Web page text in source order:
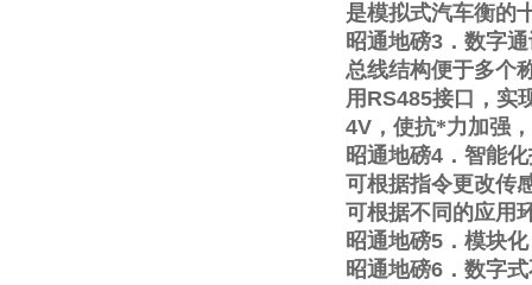
是模拟式汽车衡的
昭通地磅3 ．数字
总线结构便于多个
用 RS485接口，实
4V ，使抗*力加强
昭通地磅4 ．智能
可根据指令更改传
可根据不同的应用
昭通地磅5 ．模块
昭通地磅6 ．数字